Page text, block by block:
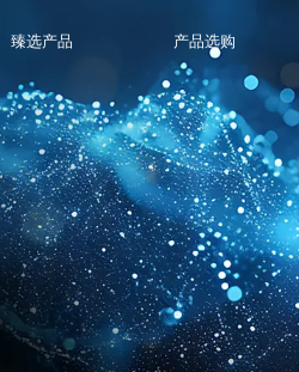
臻选产品 产品选购